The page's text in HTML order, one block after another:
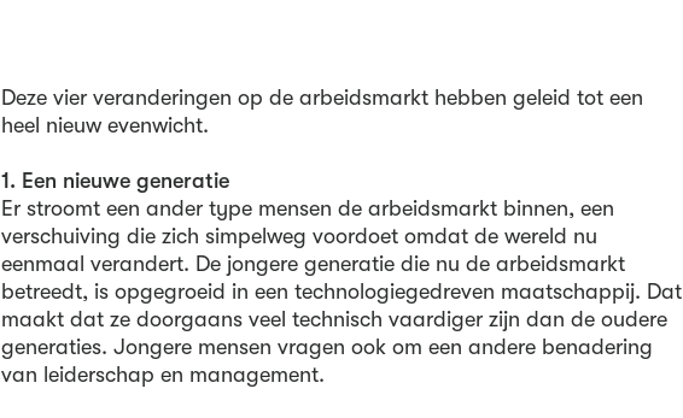
Deze vier veranderingen op de arbeidsmarkt hebben geleid tot een
heel nieuw evenwicht.
1. Een nieuwe generatie
Er stroomt een ander type mensen de arbeidsmarkt binnen, een
verschuiving die zich simpelweg voordoet omdat de wereld nu
eenmaal verandert. De jongere generatie die nu de arbeidsmarkt
betreedt, is opgegroeid in een technologiegedreven maatschappij. Dat
maakt dat ze doorgaans veel technisch vaardiger zijn dan de oudere
generaties. Jongere mensen vragen ook om een andere benadering
van leiderschap en management.